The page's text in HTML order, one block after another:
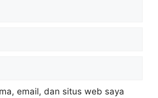
email, dan situs web saya